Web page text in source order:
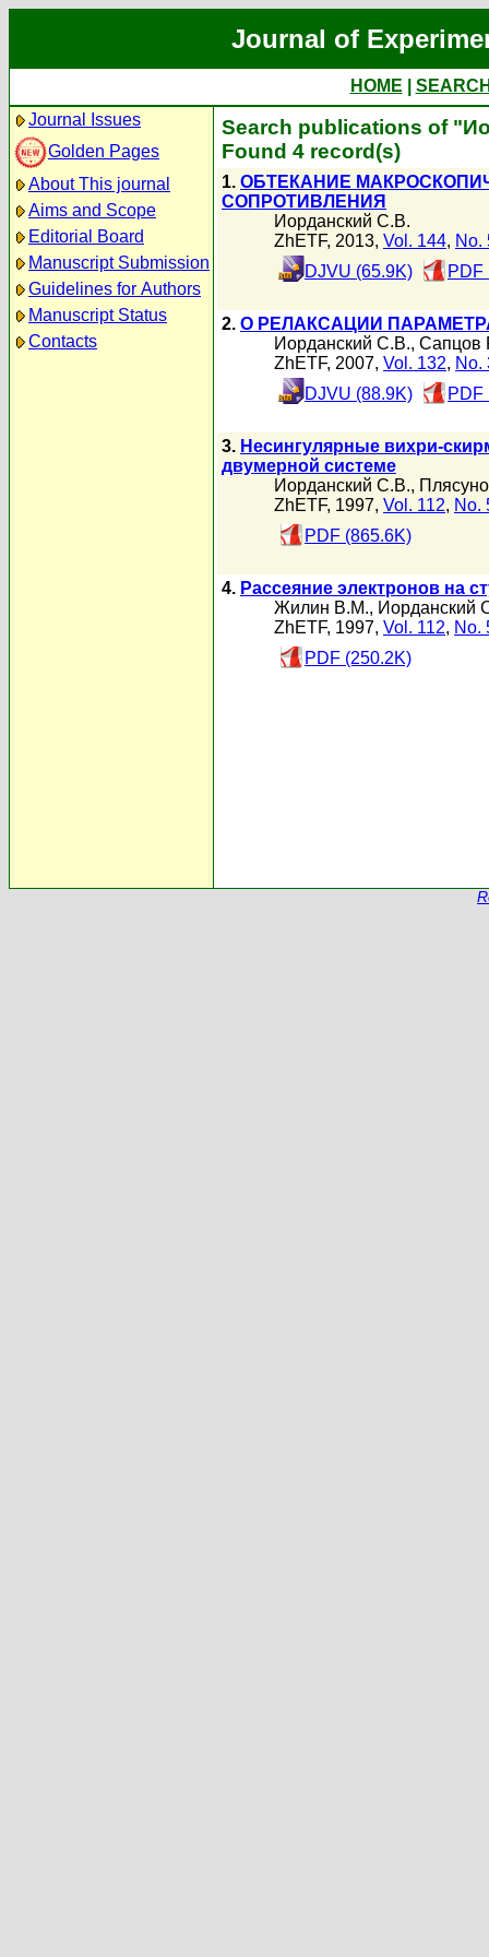
Journal of
HOME
Journal Issues
Golden Pages
About This journal
Aims and Scope
Editorial Board
Manuscript Submission
Guidelines for Authors
Manuscript Status
Contacts
Search publications of
Found 4 record(s)
1. ОБТЕКАНИЕ
СОПРОТИВЛЕНИЯ
Иорданский С.В.
ZhETF, 2013, Vol. 144, No.
DJVU (65.9K)
PDF
2. О РЕЛАКСАЦИИ
Иорданский С.В., Сапцов
ZhETF, 2007, Vol. 132, No.
DJVU (88.9K)
PDF
3. Несингулярные вихри-
двумерной системе
Иорданский С.В.,
ZhETF, 1997, Vol. 112, No.
PDF (865.6K)
4. Рассеяние электронов на
Жилин В.М., Иорданский
ZhETF, 1997, Vol. 112, No.
PDF (250.2K)